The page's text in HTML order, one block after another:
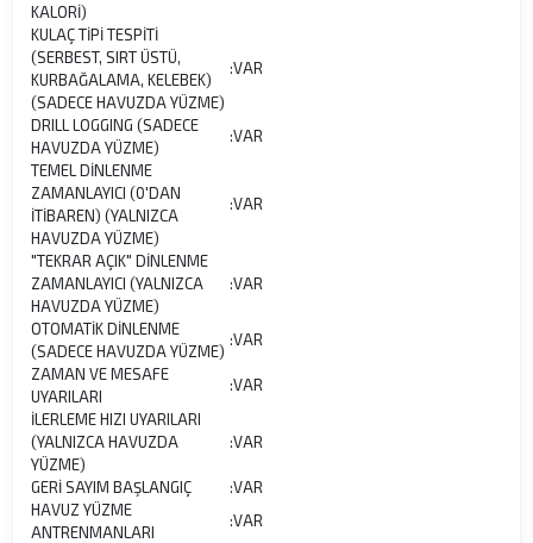
KALORİ)
KULAÇ TİPİ TESPİTİ
(SERBEST, SIRT ÜSTÜ,
KURBAĞALAMA, KELEBEK)
(SADECE HAVUZDA YÜZME)
:VAR
DRILL LOGGING (SADECE
HAVUZDA YÜZME)
:VAR
TEMEL DİNLENME
ZAMANLAYICI (0'DAN
İTİBAREN) (YALNIZCA
HAVUZDA YÜZME)
:VAR
"TEKRAR AÇIK" DİNLENME
ZAMANLAYICI (YALNIZCA
HAVUZDA YÜZME)
:VAR
OTOMATİK DİNLENME
(SADECE HAVUZDA YÜZME)
:VAR
ZAMAN VE MESAFE
UYARILARI
:VAR
İLERLEME HIZI UYARILARI
(YALNIZCA HAVUZDA
YÜZME)
:VAR
GERİ SAYIM BAŞLANGIÇ :VAR
HAVUZ YÜZME
ANTRENMANLARI
:VAR